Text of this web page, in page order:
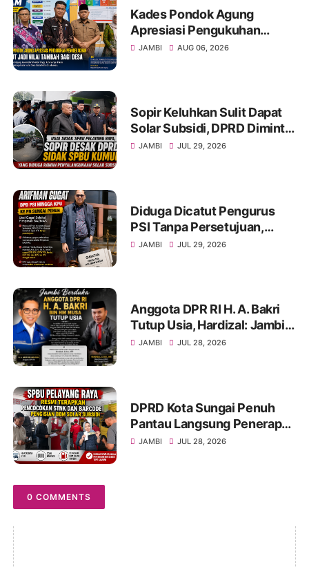
Kades Pondok Agung
Apresiasi Pengukuhan
Penggerak HAM, Sebut Jadi
JAMBI AUG 06, 2026
Sopir Keluhkan Sulit Dapat
Solar Subsidi, DPRD Diminta
Sidak SPBU Kumun
JAMBI JUL 29, 2026
Diduga Dicatut Pengurus
PSI Tanpa Persetujuan,
Arifman Resmi Gugat DPD
JAMBI JUL 29, 2026
Anggota DPR RI H. A. Bakri
Tutup Usia, Hardizal: Jambi
Kehilangan Salah Satu Putra
JAMBI JUL 28, 2026
DPRD Kota Sungai Penuh
Pantau Langsung Penerapan
Pencocokan STNK di SPBU
JAMBI JUL 28, 2026
0 COMMENTS